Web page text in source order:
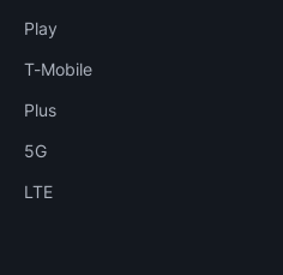
Play
T-Mobile
Plus
5G
LTE